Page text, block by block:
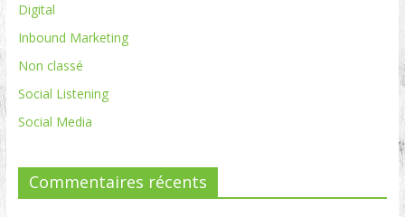
Digital
Inbound Marketing
Non classé
Social Listening
Social Media
Commentaires récents